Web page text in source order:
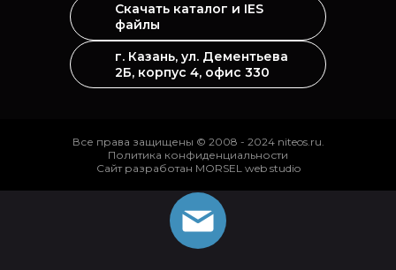
Скачать каталог и IES
файлы
г. Казань, ул. Дементьева
2Б, корпус 4, офис 330
Все права защищены © 2008 - 2024 niteos.ru.
Политика конфиденциальности
Сайт разработан MORSEL web studio